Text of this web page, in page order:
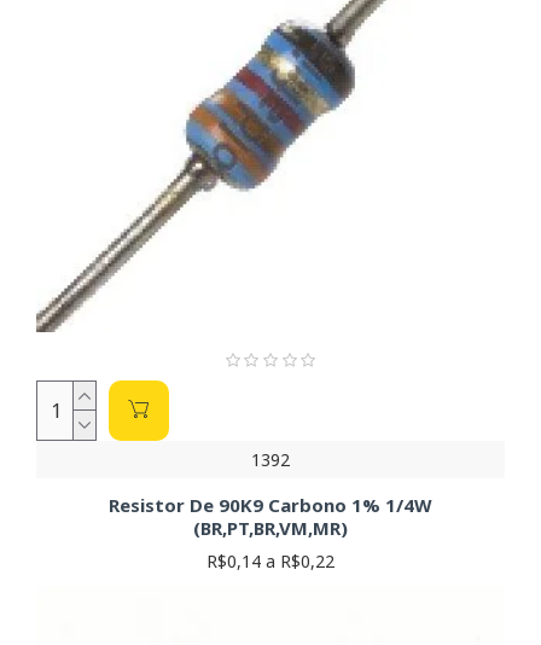
1392
Resistor De 90K9 Carbono 1% 1/4W
(BR,PT,BR,VM,MR)
R$0,14 a R$0,22